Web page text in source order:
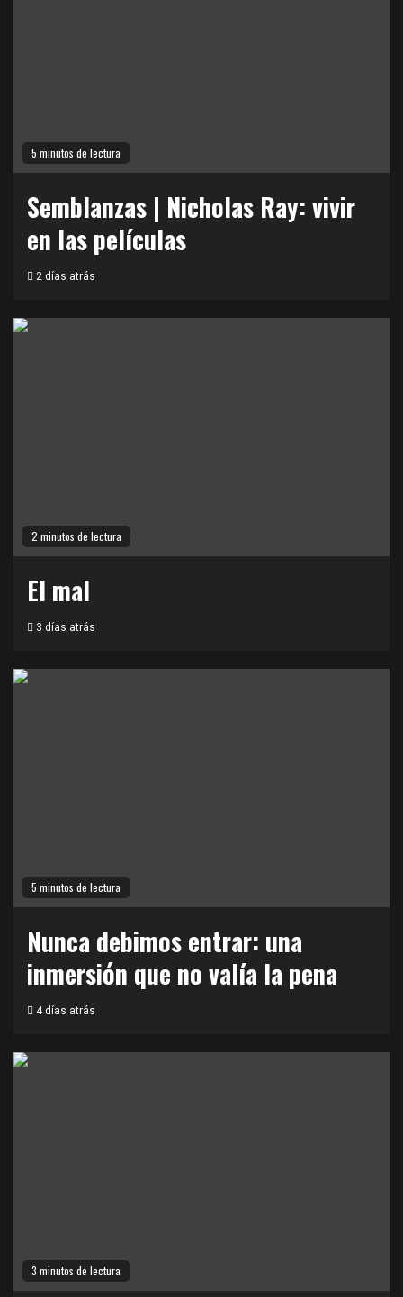
5 minutos de lectura
Semblanzas | Nicholas Ray: vivir
en las películas
2 días atrás
2 minutos de lectura
El mal
3 días atrás
5 minutos de lectura
Nunca debimos entrar: una
inmersión que no valía la pena
4 días atrás
3 minutos de lectura